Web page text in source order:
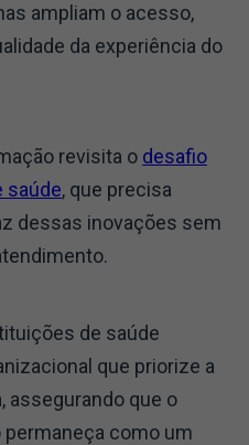
ampliam o acesso,
da experiência do
revisita o desafio
saúde, que precisa
dessas inovações sem
de saúde
que priorize a
assegurando que o
como um